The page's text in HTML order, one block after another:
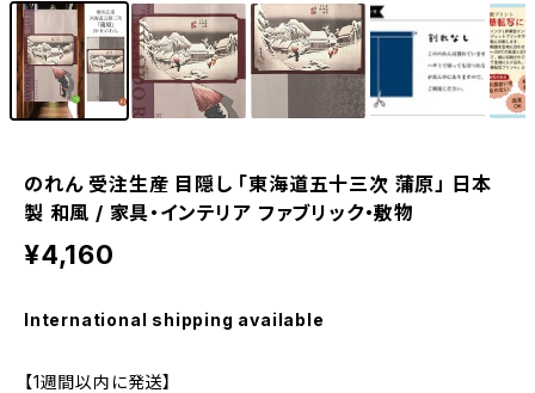
のれん 受注生産 目隠し 「東海道五十三次 蒲原」 日本
製 和風 / 家具・インテリア ファブリック・敷物
¥4,160
International shipping available
【1週間以内に発送】